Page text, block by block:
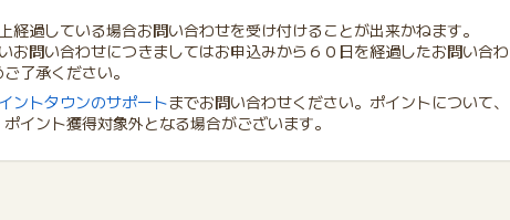
過している場合お問い合わせを受け付けることが出来かねます。
お問い合わせにつきましてはお申込みから６０日を経過したお問い合わ
了承ください。
ントタウンのサポートまでお問い合わせください。ポイントについて、
イント獲得対象外となる場合がございます。